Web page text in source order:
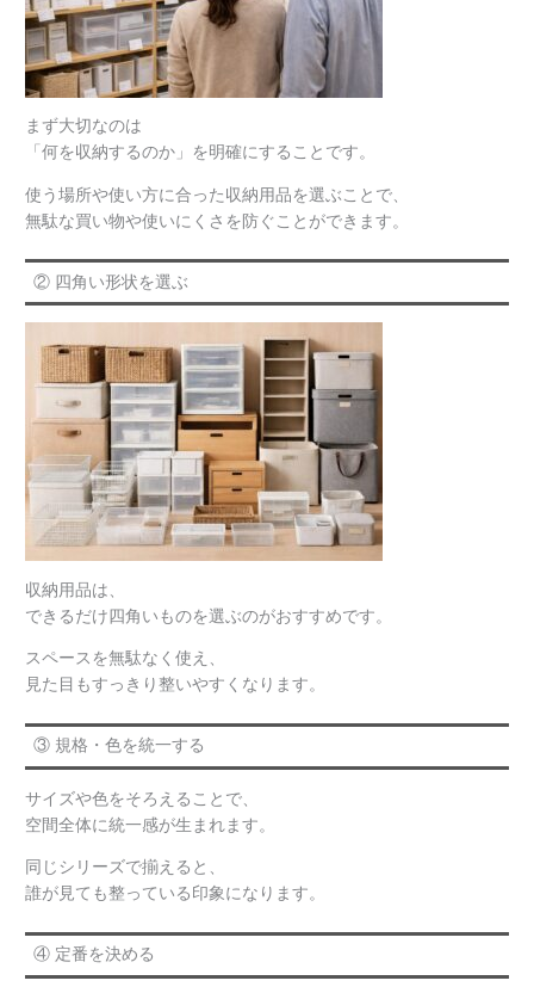
まず大切なのは
「何を収納するのか」を明確にすることです。
使う場所や使い方に合った収納用品を選ぶことで、
無駄な買い物や使いにくさを防ぐことができます。
② 四角い形状を選ぶ
収納用品は、
できるだけ四角いものを選ぶのがおすすめです。
スペースを無駄なく使え、
見た目もすっきり整いやすくなります。
③ 規格・色を統一する
サイズや色をそろえることで、
空間全体に統一感が生まれます。
同じシリーズで揃えると、
誰が見ても整っている印象になります。
④ 定番を決める